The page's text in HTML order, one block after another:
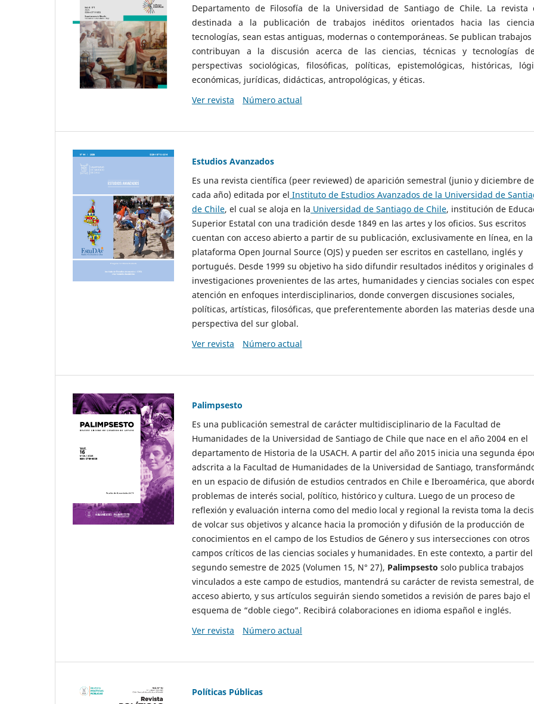
Departamento de Filosofía de la Universidad de Santiago de Chile. La revista
destinada a la publicación de trabajos inéditos orientados hacia las
tecnologías, sean estas antiguas, modernas o contemporáneas. Se publican
contribuyan a la discusión acerca de las ciencias, técnicas y tecnologías
perspectivas sociológicas, filosóficas, políticas, epistemológicas, históricas,
económicas, jurídicas, didácticas, antropológicas, y éticas.
Ver revista
Número actual
Estudios Avanzados
Es una revista científica (peer reviewed) de aparición semestral (junio y diciembre de
cada año) editada por el Instituto de Estudios Avanzados de la Universidad de
de Chile, el cual se aloja en la Universidad de Santiago de Chile, institución de
Superior Estatal con una tradición desde 1849 en las artes y los oficios. Sus escritos
cuentan con acceso abierto a partir de su publicación, exclusivamente en línea, en la
plataforma Open Journal Source (OJS) y pueden ser escritos en castellano, inglés y
portugués. Desde 1999 su objetivo ha sido difundir resultados inéditos y originales
investigaciones provenientes de las artes, humanidades y ciencias sociales con
atención en enfoques interdisciplinarios, donde convergen discusiones sociales,
políticas, artísticas, filosóficas, que preferentemente aborden las materias desde una
perspectiva del sur global.
Ver revista
Número actual
Palimpsesto
Es una publicación semestral de carácter multidisciplinario de la Facultad de
Humanidades de la Universidad de Santiago de Chile que nace en el año 2004 en el
departamento de Historia de la USACH. A partir del año 2015 inicia una segunda
adscrita a la Facultad de Humanidades de la Universidad de Santiago,
en un espacio de difusión de estudios centrados en Chile e Iberoamérica, que
problemas de interés social, político, histórico y cultura. Luego de un proceso de
reflexión y evaluación interna como del medio local y regional la revista toma la
de volcar sus objetivos y alcance hacia la promoción y difusión de la producción de
conocimientos en el campo de los Estudios de Género y sus intersecciones con otros
campos críticos de las ciencias sociales y humanidades. En este contexto, a partir del
segundo semestre de 2025 (Volumen 15, N° 27), Palimpsesto solo publica trabajos
vinculados a este campo de estudios, mantendrá su carácter de revista semestral, de
acceso abierto, y sus artículos seguirán siendo sometidos a revisión de pares bajo el
esquema de “doble ciego”. Recibirá colaboraciones en idioma español e inglés.
Ver revista
Número actual
Políticas Públicas